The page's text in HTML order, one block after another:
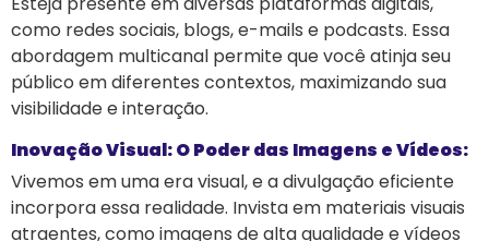
como redes sociais, blogs, e-mails e podcasts. Essa
abordagem multicanal permite que você atinja seu
público em diferentes contextos, maximizando sua
visibilidade e interação.
Inovação Visual: O Poder das Imagens e Vídeos:
Vivemos em uma era visual, e a divulgação eficiente
incorpora essa realidade. Invista em materiais visuais
atraentes, como imagens de alta qualidade e vídeos